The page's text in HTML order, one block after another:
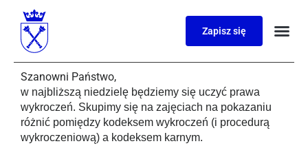
Zapisz się
Szanowni Państwo,
w najbliższą niedzielę będziemy się uczyć prawa
wykroczeń. Skupimy się na zajęciach na pokazaniu
różnić pomiędzy kodeksem wykroczeń (i procedurą
wykroczeniową) a kodeksem karnym.